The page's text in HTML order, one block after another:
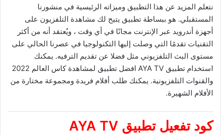
نتعلم المزيد عن هذا التطبيق وميزاته الرئيسية في منشورنا
المستقبلي. هو ببساطة تطبيق يتيح لك مشاهدة التلفزيون على
أجهزة أندرويد عبر الإنترنت مجانًا في أي وقت ، ويُعتقد أنه من أكثر
التقنيات تقدمًا التي وصلت إليها التكنولوجيا في عصرنا الحالي على
مستوى البث التلفزيوني مثل فضلا عن تقديم الترفيه. يمكنك
استخدام تطبيق AYA TV افضل تطبيق لمشاهدة كاس العالم 2022
والقنوات التلفزيونية. يمكنك طلب أفلام فريدة ومجموعة مختارة من
الأفلام الشهيرة.
كود تفعيل تطبيق AYA TV